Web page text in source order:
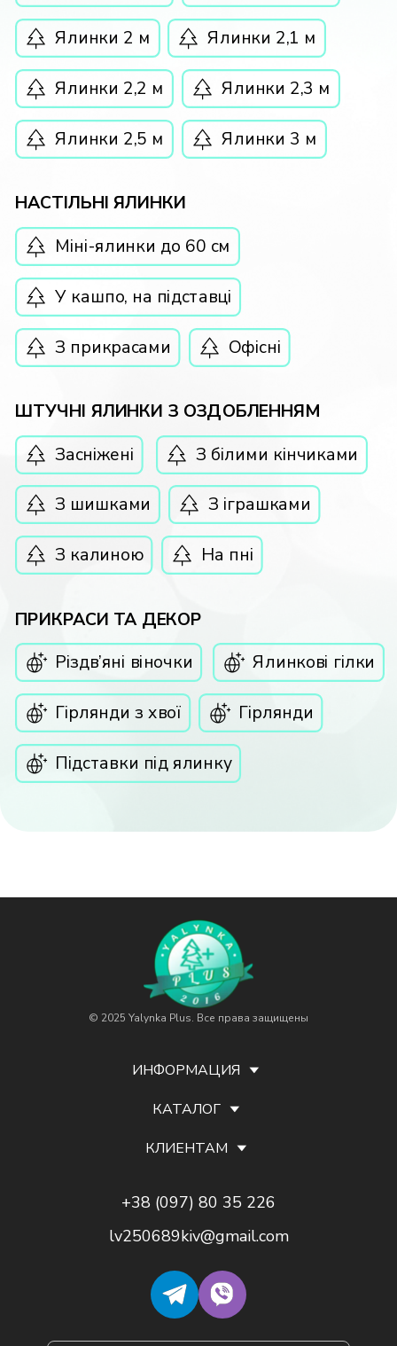
Ялинки 3 м
Ялинки 2,5 м
Ялинки 2,3 м
Ялинки 2,2 м
Ялинки 2,1 м
Ялинки 2 м
Офісні
З іграшками
Гірлянди
З калиною
Підставки під ялинку
На пні
З прикрасами
З шишками
Гірлянди з хвої
У кашпо, на підставці
З білими кінчиками
Ялинкові гілки
Міні-ялинки до 60 см
Засніжені
Різдв’яні віночки
НАСТІЛЬНІ ЯЛИНКИ
ШТУЧНІ ЯЛИНКИ З ОЗДОБЛЕННЯМ
ПРИКРАСИ ТА ДЕКОР
© 2025 Yalynka Plus. Все права защищены
ИНФОРМАЦИЯ
КАТАЛОГ
КЛИЕНТАМ
+38 (097) 80 35 226
lv250689kiv@gmail.com